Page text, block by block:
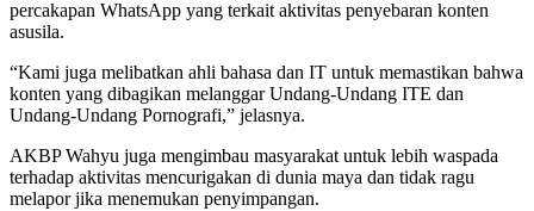
percakapan WhatsApp yang terkait aktivitas penyebaran konten
asusila.
“Kami juga melibatkan ahli bahasa dan IT untuk memastikan bahwa
konten yang dibagikan melanggar Undang-Undang ITE dan
Undang-Undang Pornografi,” jelasnya.
AKBP Wahyu juga mengimbau masyarakat untuk lebih waspada
terhadap aktivitas mencurigakan di dunia maya dan tidak ragu
melapor jika menemukan penyimpangan.